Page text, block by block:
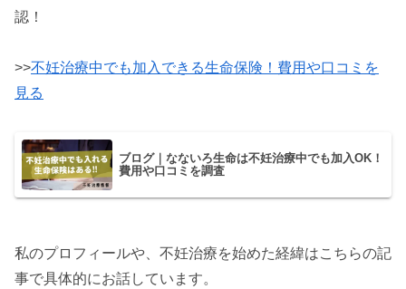
認！
>>不妊治療中でも加入できる生命保険！費用や口コミを
見る
ブログ｜なないろ生命は不妊治療中でも加入OK！
費用や口コミを調査
私のプロフィールや、不妊治療を始めた経緯はこちらの記
事で具体的にお話しています。